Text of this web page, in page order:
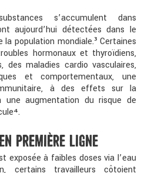
s’accumulent dans
aujourd’hui détectées dans le
population mondiale.³ Certaines
hormonaux et thyroïdiens,
des maladies cardio vasculaires,
et comportementaux, une
à des effets sur la
une augmentation du risque de
⁴.
PREMIÈRE LIGNE
exposée à faibles doses via l’eau
certains travailleurs côtoient